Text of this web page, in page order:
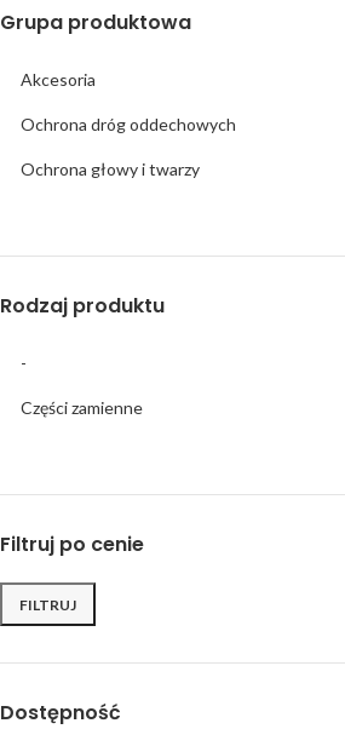
Grupa produktowa
Akcesoria
Ochrona dróg oddechowych
Ochrona głowy i twarzy
Rodzaj produktu
-
Części zamienne
Filtruj po cenie
Cena
Cena
FILTRUJ
Dostępność